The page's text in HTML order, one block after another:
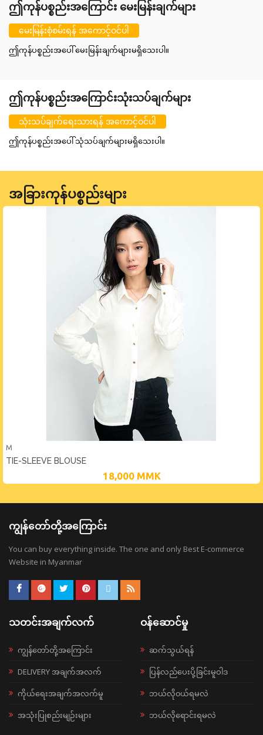
ဤကုန်ပစ္စည်းအကြောင်း မေးမြန်းချက်များ
မေးမြန်းစုံစမ်းရန် အကောင့်ဝင်ပါ
ဤကုန်ပစ္စည်းအပေါ် မေးမြန်းချက်များမရှိသေးပါ။
ဤကုန်ပစ္စည်းအကြောင်းသုံးသပ်ချက်များ
သုံးသပ်ချက်ရေးသားရန် အကောင့်ဝင်ပါ
ဤကုန်ပစ္စည်းအပေါ် သုံသပ်ချက်များမရှိသေးပါ။
အခြားကုန်ပစ္စည်းများ
M
TIE-SLEEVE BLOUSE
18,000 MMK
ကျွန်တော်တို့အကြောင်း
You can buy everything inside. The one and only Best E-commerce
Website in Myanmar
သတင်းအချက်လက်
ကျွန်တော်တို့အကြောင်း
DELIVERY အချက်အလက်
ကိုယ်ရေးအချက်အလက်မူ
အသုံးပြုစည်းမျဉ်းများ
ဝန်ဆောင်မှု
ဆက်သွယ်ရန်
ပြန်လည်ပေးပို့ခြင်းမူဝါဒ
ဘယ်လို၀ယ်ရမလဲ
ဘယ်လိုရောင်းရမလဲ